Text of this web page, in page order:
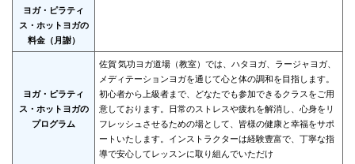
ヨガ・ピラティ
ス・ホットヨガの
料金（月謝）
ヨガ・ピラティ
ス・ホットヨガの
プログラム
佐賀 気功ヨガ道場（教室）では、ハタヨガ、ラージャヨガ、
メディテーションヨガを通じて心と体の調和を目指します。
初心者から上級者まで、どなたでも参加できるクラスをご用
意しております。日常のストレスや疲れを解消し、心身をリ
フレッシュさせるための場として、皆様の健康と幸福をサポ
ートいたします。インストラクターは経験豊富で、丁寧な指
導で安心してレッスンに取り組んでいただけ